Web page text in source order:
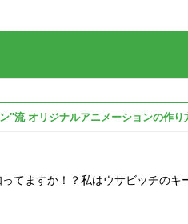
"流 オリジナルアニメーションの作り
てますか！？私はウサビッチの